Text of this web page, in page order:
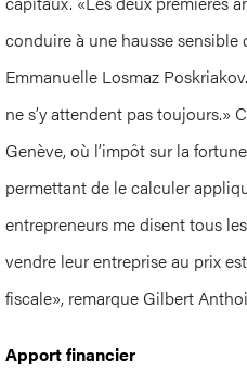
conduire à une hausse sensible
Emmanuelle Losmaz
ne s’y attendent pas toujours.»
Genève, où l’impôt sur la
permettant de le calculer
entrepreneurs me disent tous
vendre leur entreprise au prix
fiscale», remarque Gilbert
Apport financier